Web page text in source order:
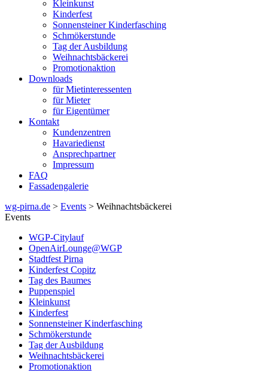
Kleinkunst
Kinderfest
Sonnensteiner Kinderfasching
Schmökerstunde
Tag der Ausbildung
Weihnachtsbäckerei
Promotionaktion
Downloads
für Mietinteressenten
für Mieter
für Eigentümer
Kontakt
Kundenzentren
Havariedienst
Ansprechpartner
Impressum
FAQ
Fassadengalerie
wg-pirna.de > Events > Weihnachtsbäckerei
Events
WGP-Citylauf
OpenAirLounge@WGP
Stadtfest Pirna
Kinderfest Copitz
Tag des Baumes
Puppenspiel
Kleinkunst
Kinderfest
Sonnensteiner Kinderfasching
Schmökerstunde
Tag der Ausbildung
Weihnachtsbäckerei
Promotionaktion